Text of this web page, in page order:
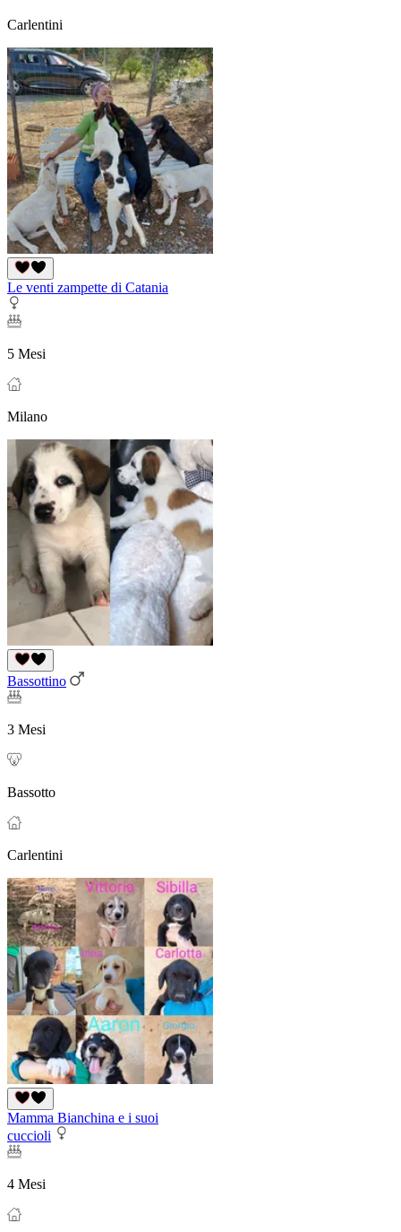
Carlentini
Le venti zampette di Catania
5 Mesi
Milano
Bassottino
3 Mesi
Bassotto
Carlentini
Mamma Bianchina e i suoi
cuccioli
4 Mesi